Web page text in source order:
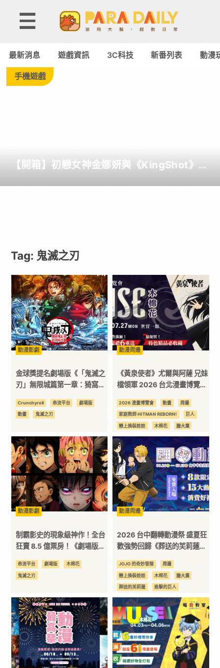
Tag:
滅
-
Paradaily
戲
｜
動
漫
二
次
元
｜
3C
科
技
全
方
位
資
最新消息 遊戲資訊 3C科技 新番列表 動漫
手機遊戲
【開箱】初戀女神金娜妍與《KingShot》再
Tag: 鬼滅之刃
動漫影劇
金球獎提名劇場版《「鬼滅之
刃」無限城篇第一章：猗窩座
Crunchyroll
Crunchyroll 串流平台 劇場版
動畫 鬼滅之刃
動漫周邊
《黃泉使者》尤爾與阿薩 兄妹
檔領軍 2026 台北漫畫博覽會
入手、超值6大福袋、滿額豪
禮 6 重送 給你滿滿的攻略包
2026 漫畫博覽會 動畫 周邊
家庭教師 HITMAN REBORN! 巨人
戀上換裝娃娃 木棉花 膽大黨
莉可麗絲 葬送的芙莉蓮 鬼滅之刃
黃泉使者
動漫影劇
制霸影史的現象級神作！全台
狂賣 8.5 億票房！《劇場版
猗窩座再襲》7 月 28 日首登
串流！ 再掀無限城史詩對決！
串流平台 劇場版 木棉花
鬼滅之刃
動漫周邊
2026 台中翻轉動漫祭 盛夏狂
歡強勢回歸《葬送的芙莉蓮》
關部》15 大動漫場景絕美曝光
8 款夢幻珍藏福袋 中友百貨限
定登場
JOJO 的奇妙冒險 周邊
戀上換裝娃娃 木棉花 膽大黨
葬送的芙莉蓮 進擊的巨人
關於我轉生變成史萊姆這檔事
鬼滅之刃